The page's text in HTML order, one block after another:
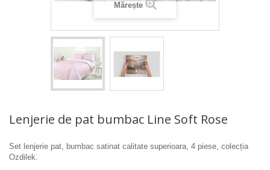
Mărește
Lenjerie de pat bumbac Line Soft Rose
Set lenjerie pat, bumbac satinat calitate superioara, 4 piese, colecția
Ozdilek.